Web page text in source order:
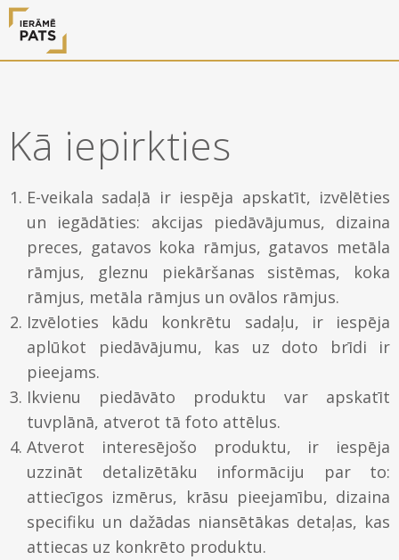
Ierāmēšanas darbus
Arti Teq gleznu piekāršanas sistēmas
Iznomājam gleznu rāmjus fotosesijām
E-veikals
Akcijas
Gatavie koka rāmji
Gatavie metāla rāmji
Gleznu piekāršanas sistēmas
Koka rāmji
Metāla rāmji
Paveiktais
Noderīgi
Rāmji
Stikls
Paspartū
Uzstādīšana – video
Par mums
Kontakti
Piegāde un apmaksa
Kā iepirkties
E-veikala sadaļā ir iespēja apskatīt, izvēlēties
un iegādāties: akcijas piedāvājumus, dizaina
preces, gatavos koka rāmjus, gatavos metāla
rāmjus, gleznu piekāršanas sistēmas, koka
rāmjus, metāla rāmjus un ovālos rāmjus.
Izvēloties kādu konkrētu sadaļu, ir iespēja
aplūkot piedāvājumu, kas uz doto brīdi ir
pieejams.
Ikvienu piedāvāto produktu var apskatīt
tuvplānā, atverot tā foto attēlus.
Atverot interesējošo produktu, ir iespēja
uzzināt detalizētāku informāciju par to:
attiecīgos izmērus, krāsu pieejamību, dizaina
specifiku un dažādas niansētākas detaļas, kas
attiecas uz konkrēto produktu.